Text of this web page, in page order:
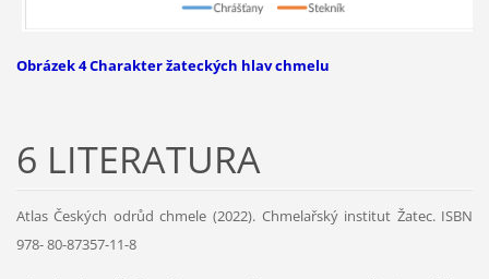
Obrázek 4 Charakter žateckých hlav chmelu
6 LITERATURA
Atlas Českých odrůd chmele (2022). Chmelařský institut Žatec. ISBN
978- 80-87357-11-8